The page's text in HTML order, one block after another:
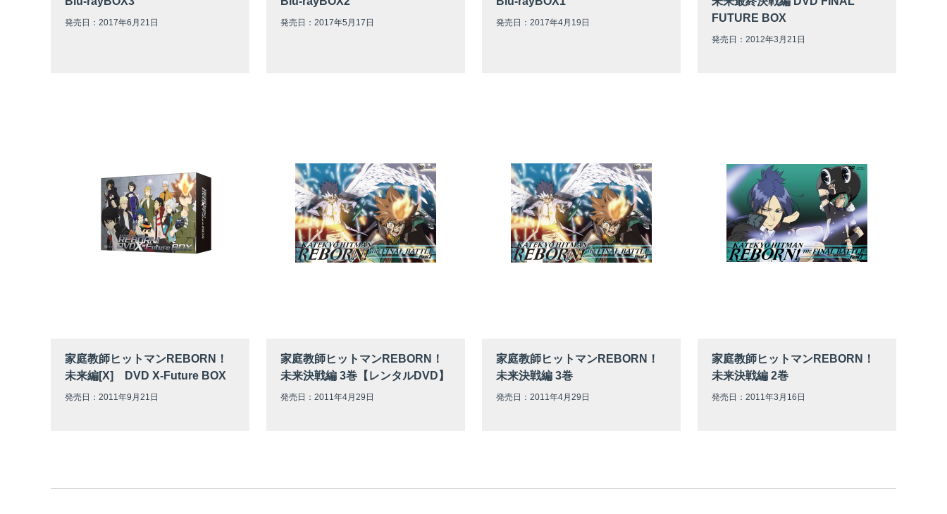
発売日：2017年6月21日 発売日：2017年5月17日 発売日：2017年4月19日
FUTURE BOX
発売日：2012年3月21日
家庭教師ヒットマンREBORN！
未来編[X] DVD X-Future BOX
発売日：2011年9月21日
家庭教師ヒットマンREBORN！
未来決戦編 3巻【レンタルDVD】
発売日：2011年4月29日
家庭教師ヒットマンREBORN！
未来決戦編 3巻
発売日：2011年4月29日
家庭教師ヒットマンREBORN！
未来決戦編 2巻
発売日：2011年3月16日